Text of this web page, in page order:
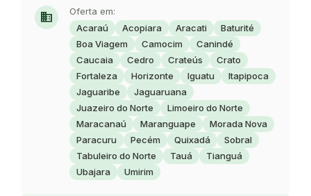
domain
Oferta em:
Acaraú
Acopiara Aracati
Baturité
Boa Viagem
Camocim
Canindé
Caucaia
Cedro Crateús
Crato
Fortaleza
Horizonte Iguatu
Itapipoca
Jaguaribe
Jaguaruana
Juazeiro do Norte
Limoeiro do Norte
Maracanaú
Maranguape
Morada Nova
Paracuru
Pecém Quixadá
Sobral
Tabuleiro do Norte
Tauá
Tianguá
Ubajara
Umirim